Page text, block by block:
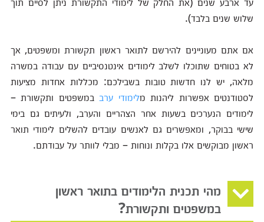
שלוש שנים בלבד).
אם אתם מעוניינים להירשם לתואר ראשון תקשורת ומשפטים, אך
לא בטוחים שתוכלו לשלב לימודים אינטנסיביים עם עבודה במשרה
מלאה, יש לנו חדשות טובות בשבילכם: מכללות אחדות מציעות
לסטודנטים אפשרות ליהנות מלימודי ערבבמשפטים ותקשורת –
לימודים הנערכים בשעות אחר הצהריים והערב, ולעיתים גם בימי
שישי בבוקר, ומאפשרים גם לאנשים עובדים להשלים לימודי תואר
ראשון מבוקשים אלו בקלות ונוחות – מבלי לוותר על עבודתם.
מהי תכנית הלימודים בתואר ראשון
במשפטים ותקשורת?